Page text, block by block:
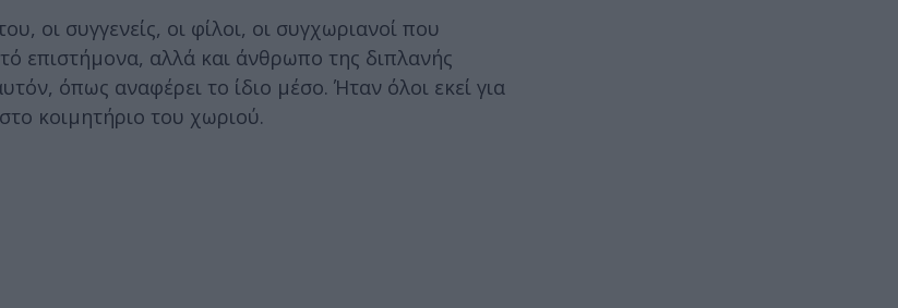
οι συγγενείς, οι φίλοι, οι συγχωριανοί που
επιστήμονα, αλλά και άνθρωπο της διπλανής
όπως αναφέρει το ίδιο μέσο. Ήταν όλοι εκεί για
κοιμητήριο του χωριού.